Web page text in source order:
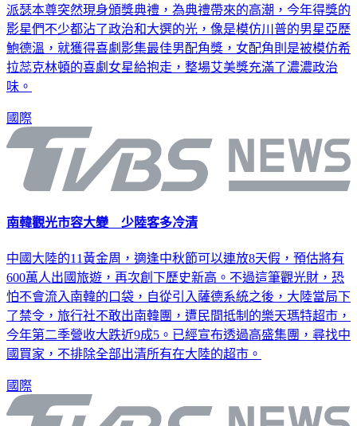
派瑟本尊突然現身頒獎典禮，為典禮帶來的高潮，今年得獎的
影星們不少都沾了政治和大選的光，像是模仿川普的男星亞歷
鮑德溫，就獲得喜劇影集最佳男配角獎，女配角則是被模仿希
拉蕊克林頓的喜劇女星給抱走，整場艾美獎充滿了濃濃政治
味。
國際
南韓觀光市容大變 少陸客多冷清
中國大陸的11黃金周，適逢中秋節可以連放8天假，預估將有
600萬人出國旅遊，再次創下歷史新高。不過這筆觀光財，恐
怕不會流入南韓的口袋，自從引入薩德系統之後，大陸當局下
了禁令，旅行社不敢出南韓團，遭民間抵制的樂天瑪特超市，
今年第二季營收大跌近9成5。已經宣布透過高盛集團，尋找中
國買家，不排除全部出清所有在大陸的超市。
國際